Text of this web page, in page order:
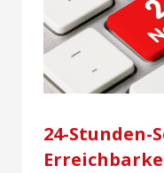
24-Stunden-